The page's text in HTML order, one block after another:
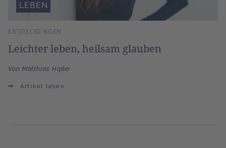
ENTDECKUNGEN
Leichter leben, heilsam glauben
Von Matthias Hipler
Artikel lesen
LEBEN